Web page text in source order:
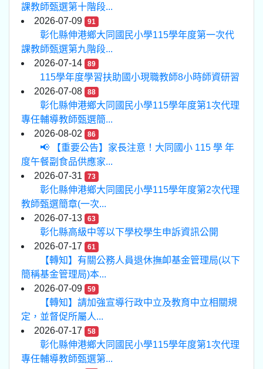
課教師甄選第十階段...
2026-07-09
91
彰化縣伸港鄉大同國民小學115學年度第一次代
課教師甄選第九階段...
2026-07-14
89
115學年度學習扶助國小現職教師8小時師資研習
2026-07-08
88
彰化縣伸港鄉大同國民小學115學年度第1次代理
專任輔導教師甄選簡...
2026-08-02
86
📢 【重要公告】家長注意！大同國小 115 學 年
度午餐副食品供應家...
2026-07-31
73
彰化縣伸港鄉大同國民小學115學年度第2次代理
教師甄選簡章(一次...
2026-07-13
63
彰化縣高級中等以下學校學生申訴資訊公開
2026-07-17
61
【轉知】有關公務人員退休撫卹基金管理局(以下
簡稱基金管理局)本...
2026-07-09
59
【轉知】請加強宣導行政中立及教育中立相關規
定，並督促所屬人...
2026-07-17
58
彰化縣伸港鄉大同國民小學115學年度第1次代理
專任輔導教師甄選第...